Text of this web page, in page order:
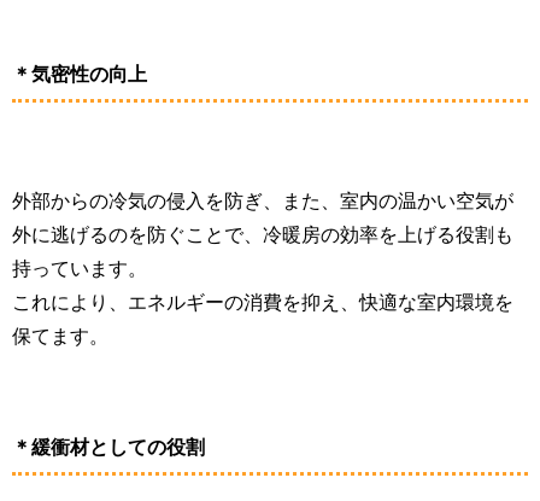
＊気密性の向上
外部からの冷気の侵入を防ぎ、また、室内の温かい空気が
外に逃げるのを防ぐことで、冷暖房の効率を上げる役割も
持っています。
これにより、エネルギーの消費を抑え、快適な室内環境を
保てます。
＊緩衝材としての役割